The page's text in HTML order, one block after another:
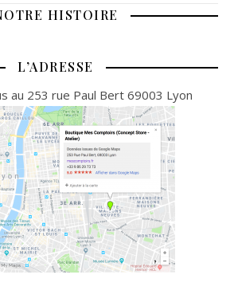
HISTOIRE
L’ADRESSE
au 253 rue Paul Bert 69003 Lyon